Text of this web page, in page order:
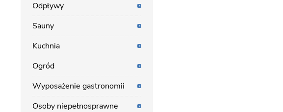
Odpływy
Sauny
Kuchnia
Ogród
Wyposażenie gastronomii
Osoby niepełnosprawne